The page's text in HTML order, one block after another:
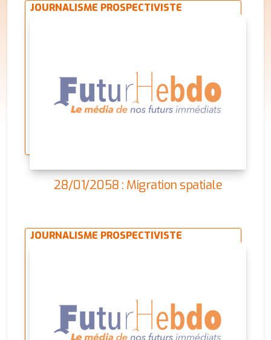
JOURNALISME PROSPECTIVISTE
28/01/2058 : Migration spatiale
JOURNALISME PROSPECTIVISTE